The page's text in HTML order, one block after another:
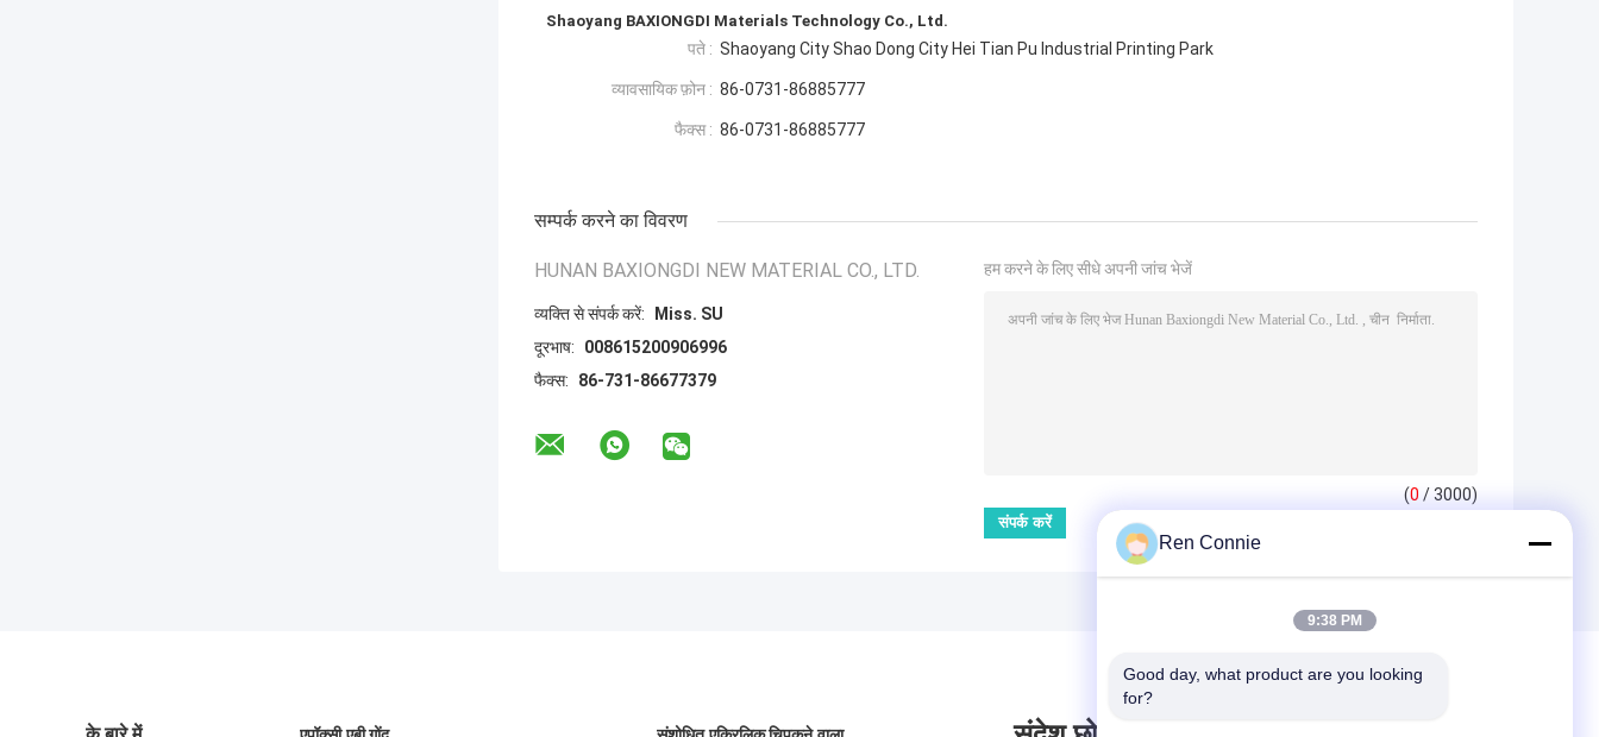
Shaoyang BAXIONGDI Materials Technology Co., Ltd.
पते : Shaoyang City Shao Dong City Hei Tian Pu Industrial Printing Park
व्यावसायिक फ़ोन : 86-0731-86885777
फैक्स : 86-0731-86885777
सम्पर्क करने का विवरण
HUNAN BAXIONGDI NEW MATERIAL CO., LTD.
व्यक्ति से संपर्क करें:
Miss. SU
दूरभाष:
008615200906996
फैक्स:
86-731-86677379
हम करने के लिए सीधे अपनी जांच भेजें
(0 / 3000)
Ren Connie
9:38 PM
Good day, what product are you looking
for?